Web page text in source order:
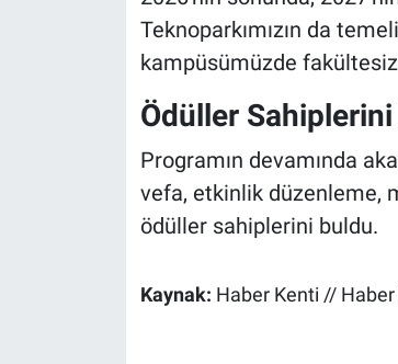
Teknoparkımızın da
kampüsümüzde
Ödüller
Programın devamında
vefa, etkinlik düzenleme,
ödüller sahiplerini buldu.
Kaynak: Haber Kenti // Haber